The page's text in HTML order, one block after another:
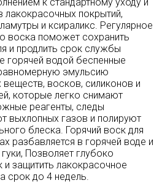
лакокрасочных покрытий,
и ксираликс. Регулярное
воска поможет сохранить
и продлить срок службы
горячей водой беспенные
эмульсию
веществ, восков, силиконов и
которые легко снимают
реагенты, следы
выхлопных газов и полируют
блеска. Горячий воск для
разбавляется в горячей воде и
Позволяет глубоко
и защитить лакокрасочное
срок до 4 недель.